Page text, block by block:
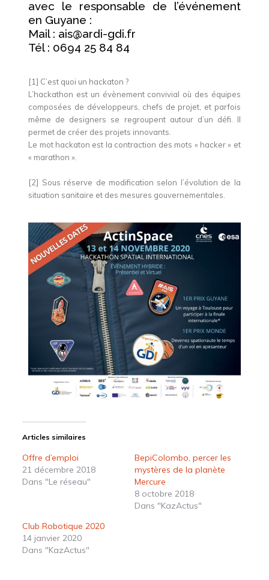
avec le responsable de l’événement
en Guyane :
Mail : ais@ardi-gdi.fr
Tél : 0694 25 84 84
[1] C’est quoi un hackaton ?
L’hackathon est un évènement convivial où des équipes
composées de développeurs, chefs de projet, et parfois
même de designers se regroupent autour d’un défi. Il
permet de créer des projets innovants.
Le mot hackaton est la contraction des mots « hacker » et
« marathon ».
[2] Sous réserve de modification selon l’évolution de la
situation sanitaire et des mesures gouvernementales.
Articles similaires
Offre d’emploi
21 décembre 2018
Dans "Le réseau"
BepiColombo, percer les
mystères de la planète
Mercure
8 octobre 2018
Dans "KazActus"
Club Robotique 2020
14 janvier 2020
Dans "KazActus"